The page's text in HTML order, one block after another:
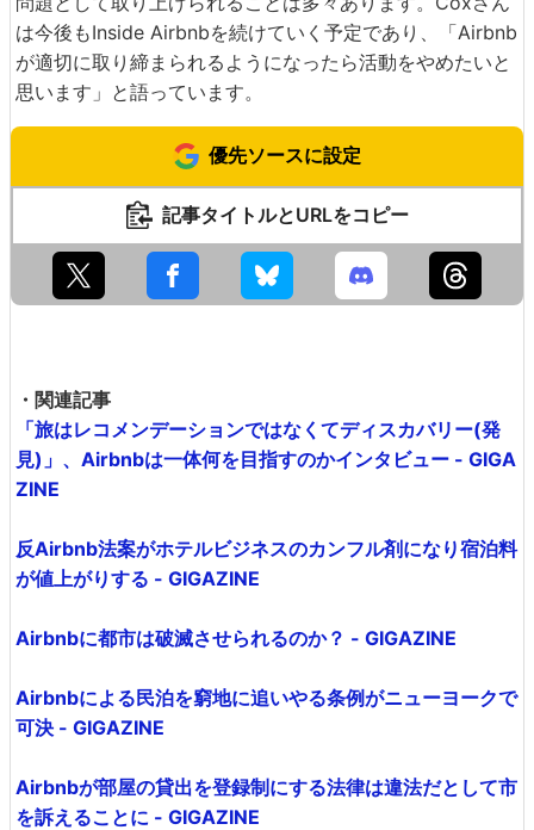
は今後もInside Airbnbを続けていく予定であり、「Airbnb
が適切に取り締まられるようになったら活動をやめたいと
思います」と語っています。
優先ソースに設定
記事タイトルとURLをコピー
・関連記事
「旅はレコメンデーションではなくてディスカバリー(発
見)」、Airbnbは一体何を目指すのかインタビュー - GIGA
ZINE
反Airbnb法案がホテルビジネスのカンフル剤になり宿泊料
が値上がりする - GIGAZINE
Airbnbに都市は破滅させられるのか？ - GIGAZINE
Airbnbによる民泊を窮地に追いやる条例がニューヨークで
可決 - GIGAZINE
Airbnbが部屋の貸出を登録制にする法律は違法だとして市
を訴えることに - GIGAZINE